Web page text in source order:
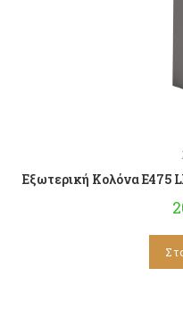
Εξωτερική Κολόνα E475